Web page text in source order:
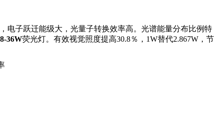
电子跃迁能级大，光量子转换效率高。光谱能量分布比例特
36W荧光灯。有效视觉照度提高30.8％，1W替代2.867W，节